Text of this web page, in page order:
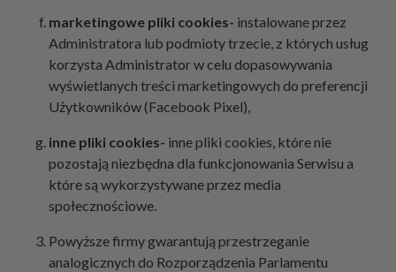
marketingowe pliki cookies- instalowane przez
Administratora lub podmioty trzecie, z których usług
korzysta Administrator w celu dopasowywania
wyświetlanych treści marketingowych do preferencji
Użytkowników (Facebook Pixel),
inne pliki cookies- inne pliki cookies, które nie
pozostają niezbędna dla funkcjonowania Serwisu a
które są wykorzystywane przez media
społecznościowe.
Powyższe firmy gwarantują przestrzeganie
analogicznych do Rozporządzenia Parlamentu